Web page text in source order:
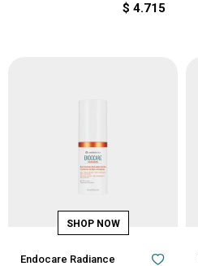
$ 4.715
Endocare Radiance